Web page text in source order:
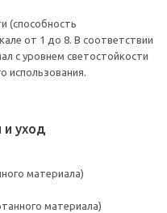
(способность
от 1 до 8. В соответствии
с уровнем светостойкости
уход
материала)
материала)